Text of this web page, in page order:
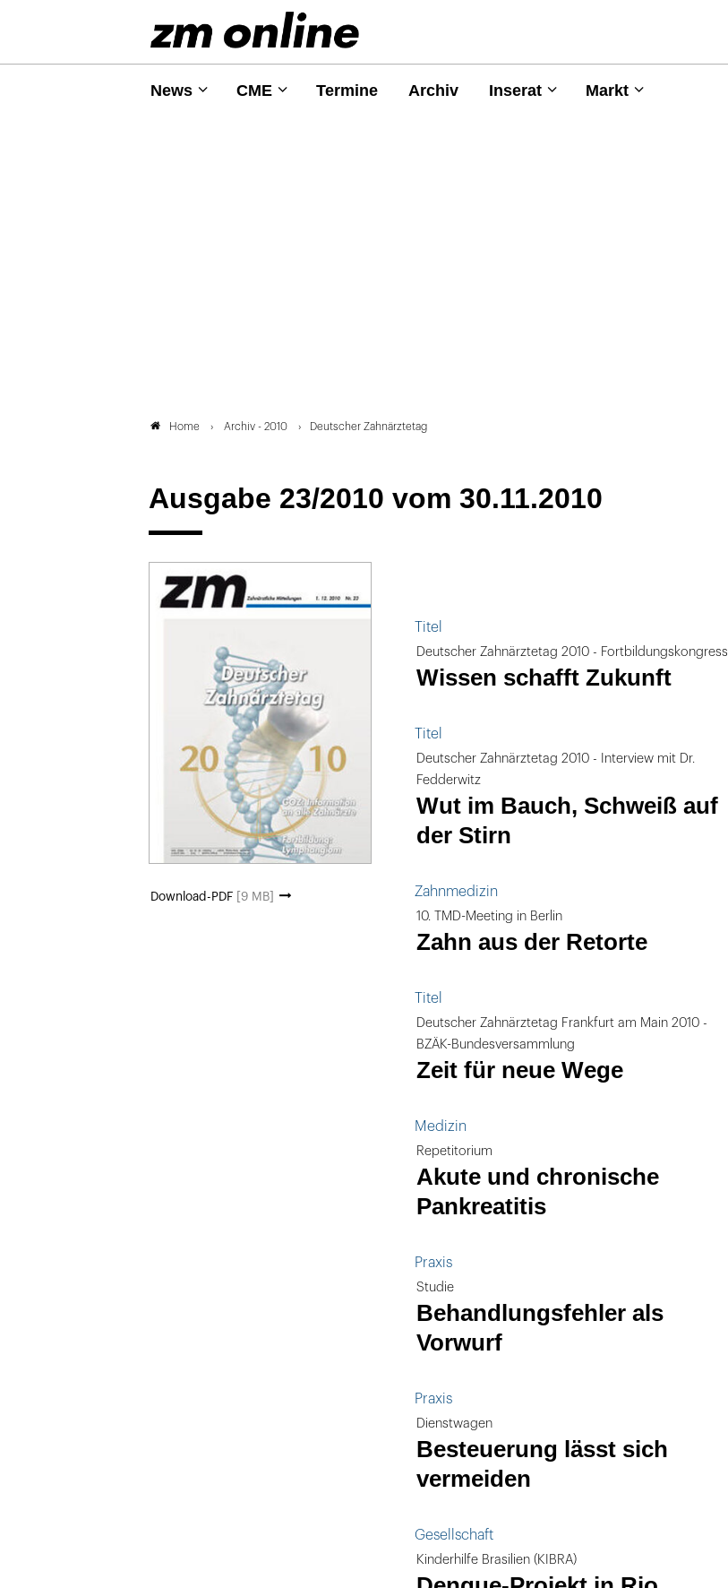
News CME Termine Archiv Inserat Markt
Home Archiv - 2010 Deutscher Zahnärztetag
Ausgabe 23/2010 vom 30.11.2010
Download-PDF [9 MB]
Titel
Deutscher Zahnärztetag 2010 - Fortbildungskongress
Wissen schafft Zukunft
Titel
Deutscher Zahnärztetag 2010 - Interview mit Dr.
Fedderwitz
Wut im Bauch, Schweiß auf
der Stirn
Zahnmedizin
10. TMD-Meeting in Berlin
Zahn aus der Retorte
Titel
Deutscher Zahnärztetag Frankfurt am Main 2010 -
BZÄK-Bundesversammlung
Zeit für neue Wege
Medizin
Repetitorium
Akute und chronische
Pankreatitis
Praxis
Studie
Behandlungsfehler als
Vorwurf
Praxis
Dienstwagen
Besteuerung lässt sich
vermeiden
Gesellschaft
Kinderhilfe Brasilien (KIBRA)